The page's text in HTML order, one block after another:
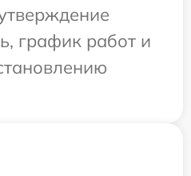
график работ и